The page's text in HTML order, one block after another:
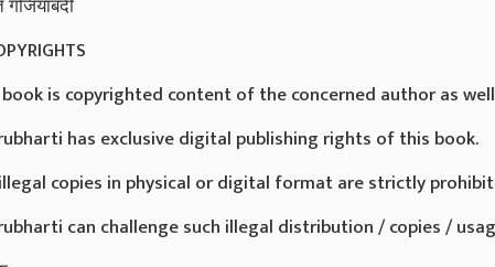
गजियाबदी
is copyrighted content of the concerned author as
has exclusive digital publishing rights of this book.
copies in physical or digital format are strictly
can challenge such illegal distribution / copies /